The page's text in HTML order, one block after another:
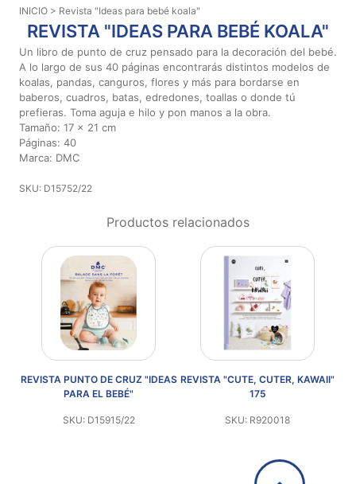
Aviso De
Privacidad
2026
Diseños
Para
INICIO > Revista "Ideas para bebé koala"
REVISTA "IDEAS PARA BEBÉ KOALA"
Un libro de punto de cruz pensado para la decoración del bebé.
A lo largo de sus 40 páginas encontrarás distintos modelos de
koalas, pandas, canguros, flores y más para bordarse en
baberos, cuadros, batas, edredones, toallas o donde tú
prefieras. Toma aguja e hilo y pon manos a la obra.
Tamaño: 17 x 21 cm
Páginas: 40
Marca: DMC
SKU: D15752/22
Productos relacionados
REVISTA PUNTO DE CRUZ "IDEAS
PARA EL BEBÉ"
SKU: D15915/22
REVISTA "CUTE, CUTER, KAWAII"
175
SKU: R920018